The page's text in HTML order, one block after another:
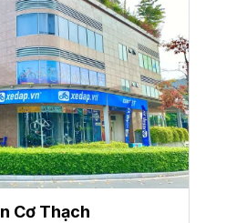
Cơ Thạch